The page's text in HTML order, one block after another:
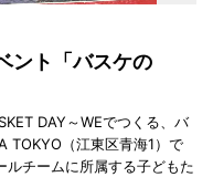
ント「バスケの
DAY～WEでつくる、バ
TOKYO（江東区青海1）で
ルチームに所属する子どもた